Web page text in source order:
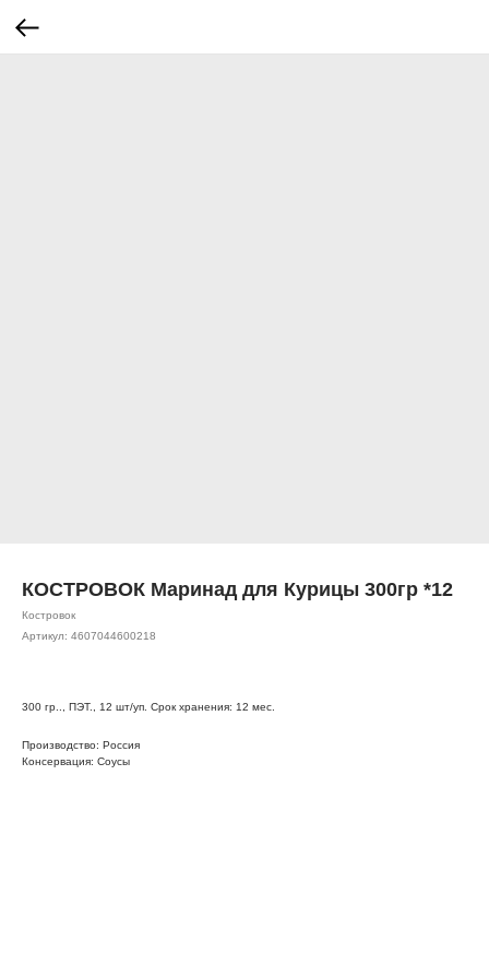
КОСТРОВОК Маринад для Курицы 300гр *12
Костровок
Артикул: 4607044600218
300 гр.., ПЭТ., 12 шт/уп. Срок хранения: 12 мес.
Производство: Россия
Консервация: Соусы